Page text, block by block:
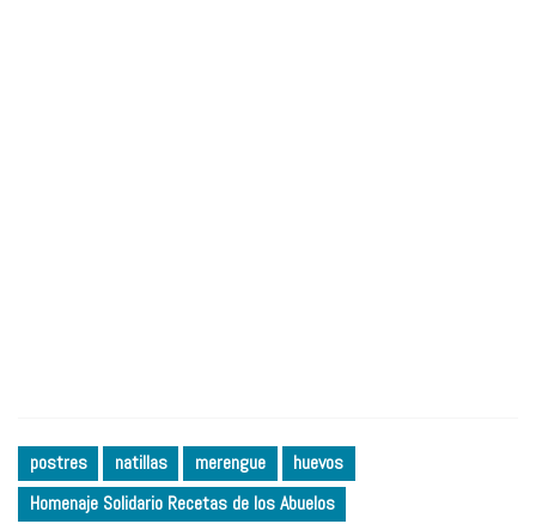
postres natillas merengue
huevos
Homenaje Solidario Recetas de los Abuelos